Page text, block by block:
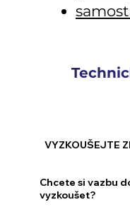
Chcete si vazbu
vyzkoušet?
VYZKOUŠEJTE